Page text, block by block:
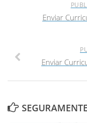
Enviar
Enviar